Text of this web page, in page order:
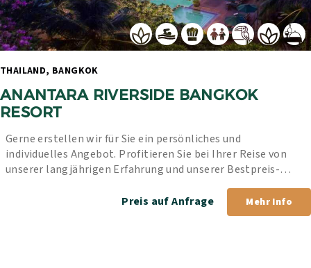
ANANTARA RIVERSIDE BANGKOK
RESORT
Gerne erstellen wir für Sie ein persönliches und
individuelles Angebot. Profitieren Sie bei Ihrer Reise von
unserer langjährigen Erfahrung und unserer Bestpreis-
Preis auf Anfrage
Mehr Info